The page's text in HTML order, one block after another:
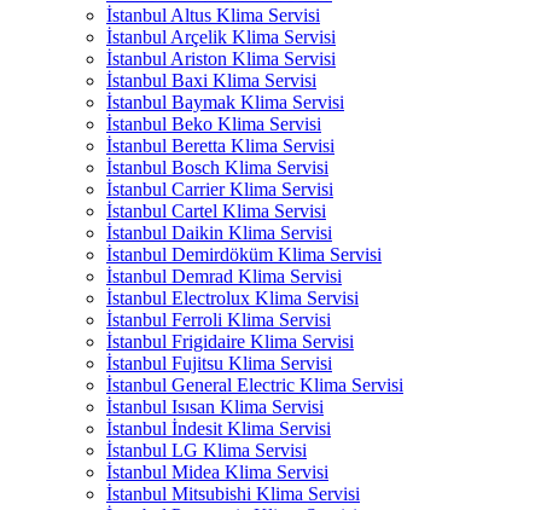
İstanbul Altus Klima Servisi
İstanbul Arçelik Klima Servisi
İstanbul Ariston Klima Servisi
İstanbul Baxi Klima Servisi
İstanbul Baymak Klima Servisi
İstanbul Beko Klima Servisi
İstanbul Beretta Klima Servisi
İstanbul Bosch Klima Servisi
İstanbul Carrier Klima Servisi
İstanbul Cartel Klima Servisi
İstanbul Daikin Klima Servisi
İstanbul Demirdöküm Klima Servisi
İstanbul Demrad Klima Servisi
İstanbul Electrolux Klima Servisi
İstanbul Ferroli Klima Servisi
İstanbul Frigidaire Klima Servisi
İstanbul Fujitsu Klima Servisi
İstanbul General Electric Klima Servisi
İstanbul Isısan Klima Servisi
İstanbul İndesit Klima Servisi
İstanbul LG Klima Servisi
İstanbul Midea Klima Servisi
İstanbul Mitsubishi Klima Servisi